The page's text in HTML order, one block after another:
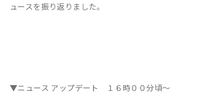
ュースを振り返りました。
▼ニュース アップデート １６時００分頃～